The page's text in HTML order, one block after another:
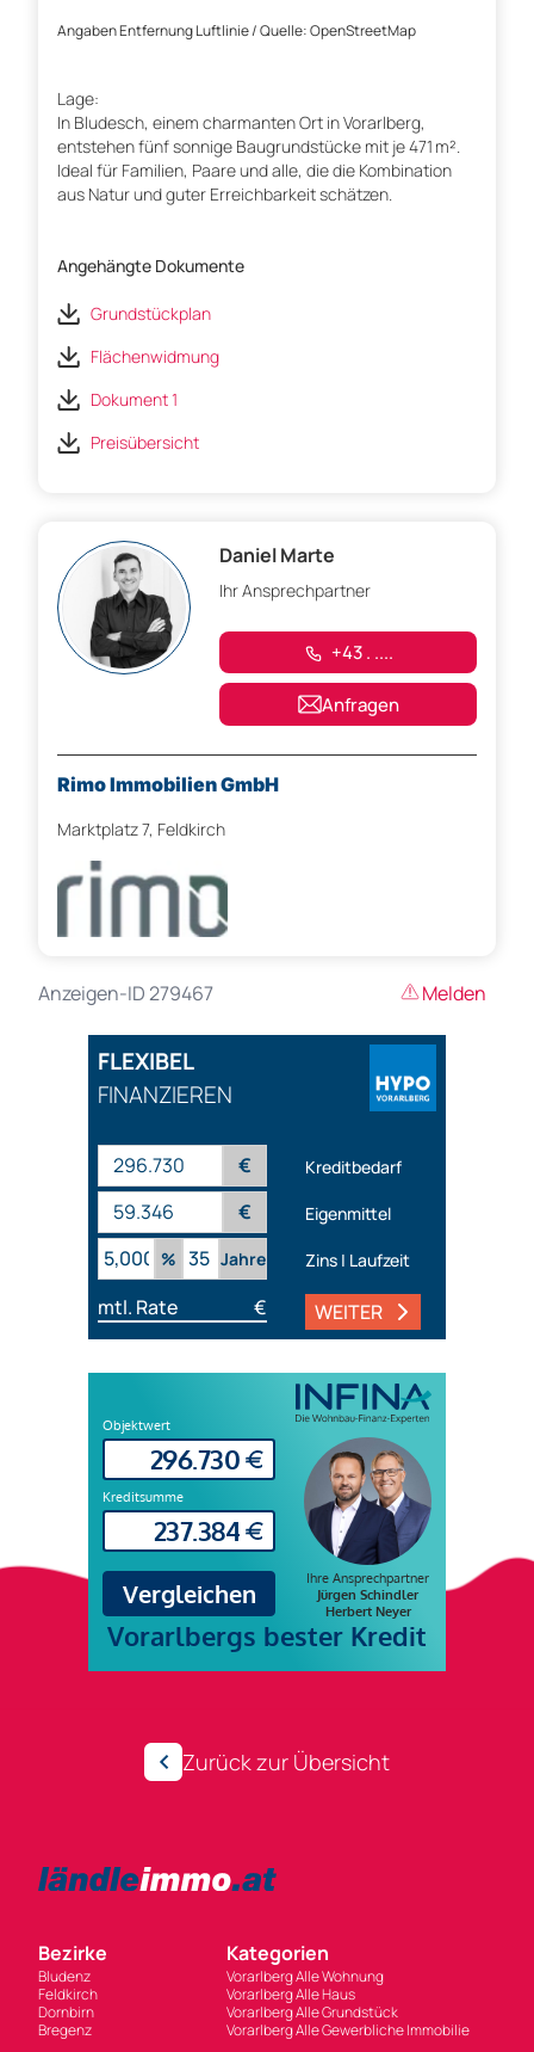
Angaben Entfernung Luftlinie / Quelle: OpenStreetMap
Lage:
In Bludesch, einem charmanten Ort in Vorarlberg,
entstehen fünf sonnige Baugrundstücke mit je 471 m².
Ideal für Familien, Paare und alle, die die Kombination
aus Natur und guter Erreichbarkeit schätzen.
Angehängte Dokumente
Grundstückplan
Flächenwidmung
Dokument 1
Preisübersicht
Daniel Marte
Ihr Ansprechpartner
+43 . ....
Anfragen
Rimo Immobilien GmbH
Marktplatz 7, Feldkirch
Anzeigen-ID 279467 Melden
FLEXIBEL
FINANZIEREN
€ Kreditbedarf
€
Eigenmittel
%
Jahre Zins | Laufzeit
mtl. Rate € WEITER
Zurück zur Übersicht
Bezirke
Bludenz
Feldkirch
Dornbirn
Bregenz
Kategorien
Vorarlberg Alle Wohnung
Vorarlberg Alle Haus
Vorarlberg Alle Grundstück
Vorarlberg Alle Gewerbliche Immobilie